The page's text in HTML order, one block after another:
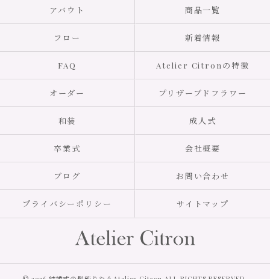
アバウト 商品一覧
フロー 新着情報
FAQ Atelier Citronの特徴
オーダー プリザーブドフラワー
和装 成人式
卒業式 会社概要
ブログ お問い合わせ
プライバシーポリシー サイトマップ